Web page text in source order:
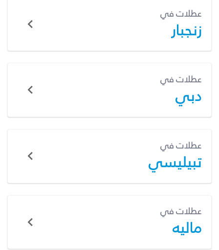
عطلات في
زنجبار
عطلات في
دبي
عطلات في
تبيليسي
عطلات في
ماليه